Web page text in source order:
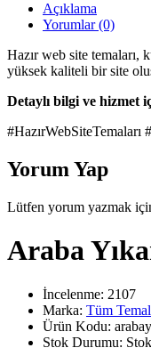
Açıklama
Yorumlar (0)
Hazır web site temaları,
yüksek kaliteli bir site
Detaylı bilgi ve hizmet
#HazırWebSiteTemaları
Yorum Yap
Lütfen yorum yazmak
Araba
İncelenme: 2107
Marka: Tüm
Ürün Kodu:
Stok Durumu: